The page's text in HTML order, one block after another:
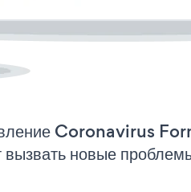
Coronavirus
новые